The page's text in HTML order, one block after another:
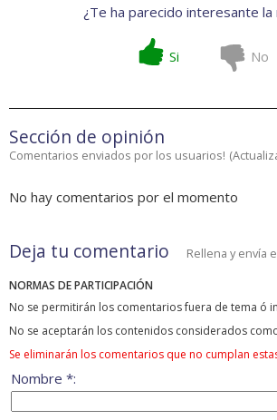
¿Te ha parecido interesante la
Si No
Sección de opinión
Comentarios enviados por los usuarios! (
No hay comentarios por el momento
Deja tu comentario Rellena y envía
NORMAS DE PARTICIPACIÓN
No se permitirán los comentarios fuera de tema ó
No se aceptarán los contenidos considerados
Se eliminarán los comentarios que no cumplan
Nombre *: